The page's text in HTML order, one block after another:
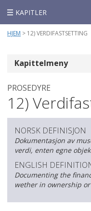
KAPITLER
HJEM > 12) VERDIFASTSETTING
Kapittelmeny
PROSEDYRE
12)
NORSK DEFINISJON
Dokumentasjon av
verdi, enten egne
ENGLISH
Documenting the
wether in ownership